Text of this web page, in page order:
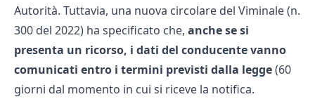
Autorità. Tuttavia, una nuova circolare del Viminale (n.
300 del 2022) ha specificato che, anche se si
presenta un ricorso, i dati del conducente vanno
comunicati entro i termini previsti dalla legge(60
giorni dal momento in cui si riceve la notifica.